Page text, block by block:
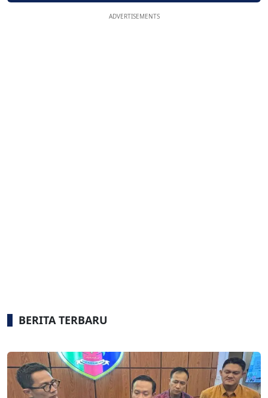
ADVERTISEMENTS
BERITA TERBARU